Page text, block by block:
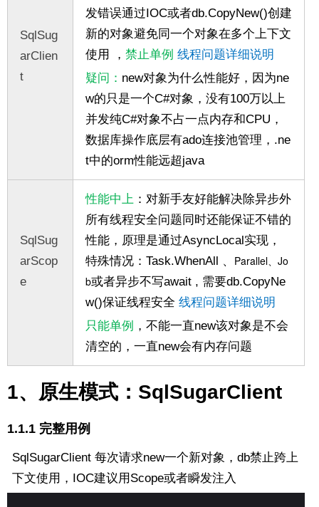
SqlSug
arClien
t
发错误通过IOC或者db.CopyNew()创建
新的对象避免同一个对象在多个上下文
使用 ， 禁止单例 线程问题详细说明
疑问： new对象为什么性能好，因为ne
w的只是一个C#对象，没有100万以上
并发纯C#对象不占一点内存和CPU，
数据库操作底层有ado连接池管理，.ne
t中的orm性能远超java
SqlSug
arScop
e
性能中上 ：对新手友好能解决除异步外
所有线程安全问题同时还能保证不错的
性能，原理是通过AsyncLocal实现，
特殊情况：Task.WhenAll 、 Parallel、Jo
b或者异步不写await , 需要db.CopyNe
w()保证线程安全 线程问题详细说明
只能单例 ，不能一直new该对象是不会
清空的，一直new会有内存问题
1、原生模式：SqlSugarClient
1.1.1 完整用例
SqlSugarClient 每次请求new一个新对象，db禁止跨上
下文使用，IOC建议用Scope或者瞬发注入